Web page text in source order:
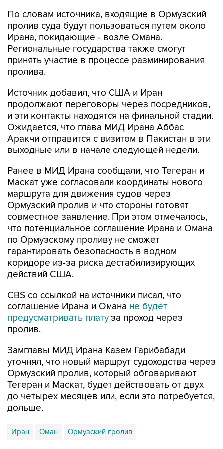
По словам источника, входящие в Ормузский
пролив суда будут пользоваться путем около
Ирана, покидающие - возле Омана.
Региональные государства также смогут
принять участие в процессе разминирования
пролива.
Источник добавил, что США и Иран
продолжают переговоры через посредников,
и эти контакты находятся на финальной стадии.
Ожидается, что глава МИД Ирана Аббас
Аракчи отправится с визитом в Пакистан в эти
выходные или в начале следующей недели.
Ранее в МИД Ирана сообщали, что Тегеран и
Маскат уже согласовали координаты нового
маршрута для движения судов через
Ормузский пролив и что стороны готовят
совместное заявление. При этом отмечалось,
что потенциальное соглашение Ирана и Омана
по Ормузскому проливу не сможет
гарантировать безопасность в водном
коридоре из-за риска дестабилизирующих
действий США.
CBS со ссылкой на источники писал, что
соглашение Ирана и Омана не будет
предусматривать плату за проход через
пролив.
Замглавы МИД Ирана Казем Гарибабади
уточнял, что новый маршрут судоходства через
Ормузский пролив, который обговаривают
Тегеран и Маскат, будет действовать от двух
до четырех месяцев или, если это потребуется,
дольше.
Иран Оман Ормузский пролив